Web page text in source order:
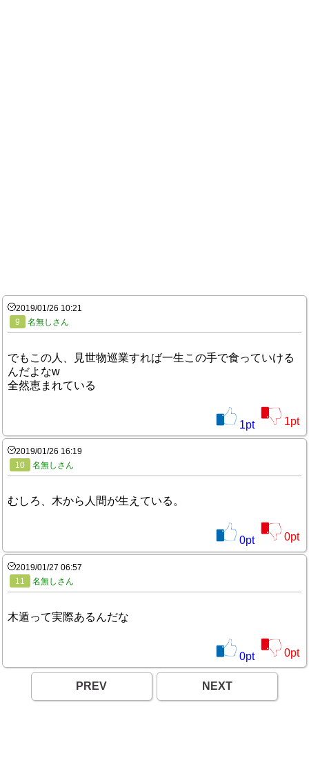
2019/01/26 10:21
9
名無しさん
でもこの人、見世物巡業すれば一生この手で食っていける
んだよなw
全然恵まれている
1pt 1pt
2019/01/26 16:19
10
名無しさん
むしろ、木から人間が生えている。
0pt 0pt
2019/01/27 06:57
11
名無しさん
木遁って実際あるんだな
0pt 0pt
PREV NEXT